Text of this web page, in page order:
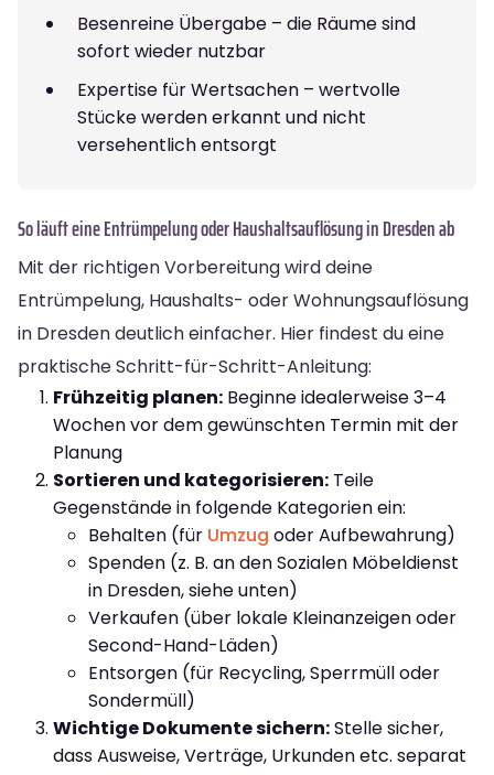
Besenreine Übergabe – die Räume sind
sofort wieder nutzbar
Expertise für Wertsachen – wertvolle
Stücke werden erkannt und nicht
versehentlich entsorgt
So läuft eine Entrümpelung oder Haushaltsauflösung in Dresden ab
Mit der richtigen Vorbereitung wird deine
Entrümpelung, Haushalts- oder Wohnungsauflösung
in Dresden deutlich einfacher. Hier findest du eine
praktische Schritt-für-Schritt-Anleitung:
Frühzeitig planen: Beginne idealerweise 3–4
Wochen vor dem gewünschten Termin mit der
Planung
Sortieren und kategorisieren: Teile
Gegenstände in folgende Kategorien ein:
Behalten (für Umzug oder Aufbewahrung)
Spenden (z. B. an den Sozialen Möbeldienst
in Dresden, siehe unten)
Verkaufen (über lokale Kleinanzeigen oder
Second-Hand-Läden)
Entsorgen (für Recycling, Sperrmüll oder
Sondermüll)
Wichtige Dokumente sichern:Stelle sicher,
dass Ausweise, Verträge, Urkunden etc. separat